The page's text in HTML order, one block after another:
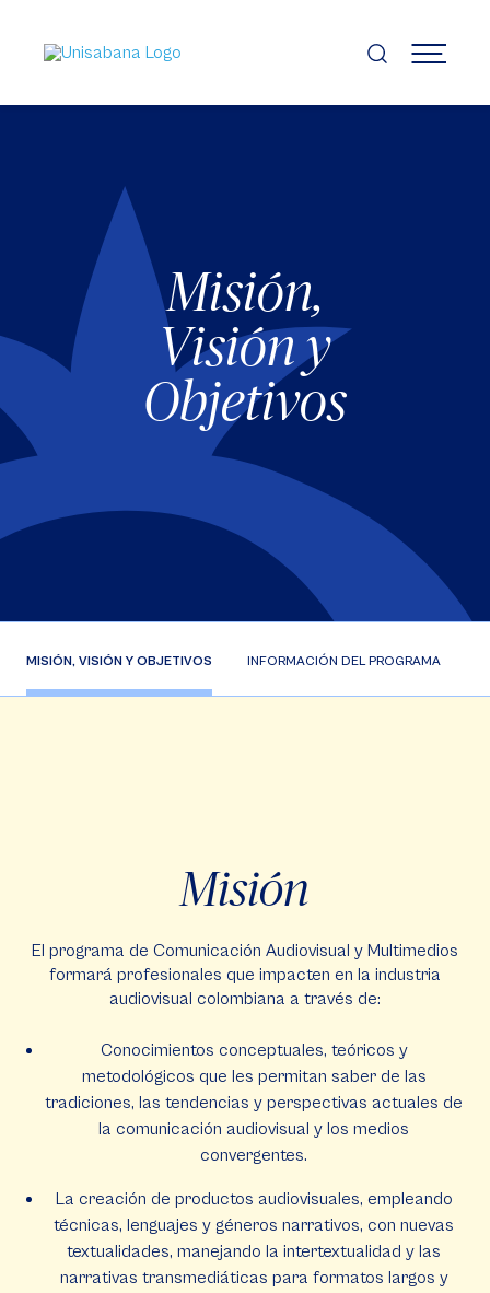
contenido
principal
MENÚ
Misión,
Visión y
Objetivos
MISIÓN, VISIÓN Y OBJETIVOS INFORMACIÓN DEL PROGRAMA
Misión
El programa de Comunicación Audiovisual y Multimedios
formará profesionales que impacten en la industria
audiovisual colombiana a través de:
Conocimientos conceptuales, teóricos y
metodológicos que les permitan saber de las
tradiciones, las tendencias y perspectivas actuales de
la comunicación audiovisual y los medios
convergentes.
La creación de productos audiovisuales, empleando
técnicas, lenguajes y géneros narrativos, con nuevas
textualidades, manejando la intertextualidad y las
narrativas transmediáticas para formatos largos y